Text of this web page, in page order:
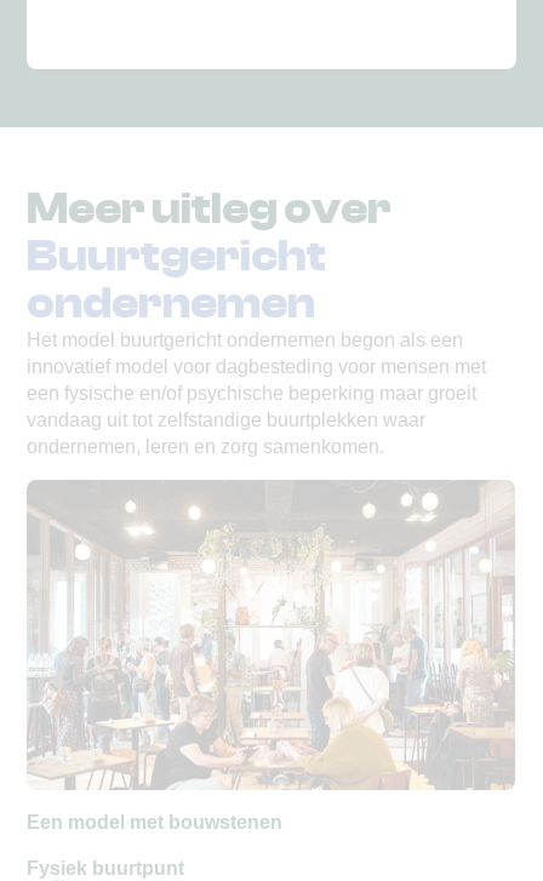
Meer uitleg over
Buurtgericht
ondernemen
Het model buurtgericht ondernemen begon als een
innovatief model voor dagbesteding voor mensen met
een fysische en/of psychische beperking maar groeit
vandaag uit tot zelfstandige buurtplekken waar
ondernemen, leren en zorg samenkomen.
Een model met bouwstenen
Fysiek buurtpunt